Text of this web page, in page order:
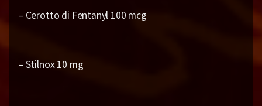
– Cerotto di Fentanyl 100 mcg
– Stilnox 10 mg